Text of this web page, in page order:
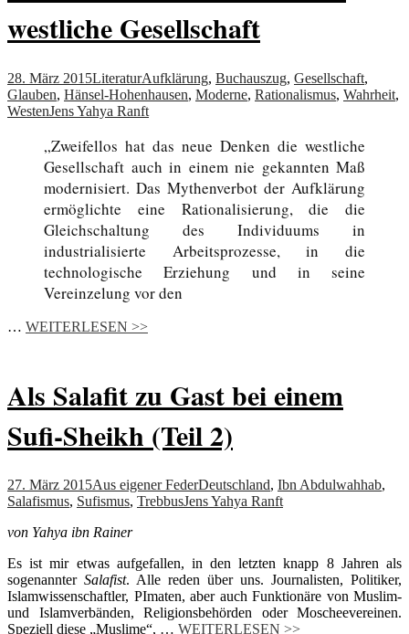
westliche Gesellschaft
28. März 2015LiteraturAufklärung, Buchauszug, Gesellschaft,
Glauben, Hänsel-Hohenhausen, Moderne, Rationalismus, Wahrheit,
WestenJens Yahya Ranft
„Zweifellos hat das neue Denken die westliche
Gesellschaft auch in einem nie gekannten Maß
modernisiert. Das Mythenverbot der Aufklärung
ermöglichte eine Rationalisierung, die die
Gleichschaltung des Individuums in
industrialisierte Arbeitsprozesse, in die
technologische Erziehung und in seine
Vereinzelung vor den
… WEITERLESEN >>
Als Salafit zu Gast bei einem
Sufi-Sheikh (Teil 2)
27. März 2015Aus eigener FederDeutschland, Ibn Abdulwahhab,
Salafismus, Sufismus, TrebbusJens Yahya Ranft
von Yahya ibn Rainer
Es ist mir etwas aufgefallen, in den letzten knapp 8 Jahren als
sogenannter Salafist. Alle reden über uns. Journalisten, Politiker,
Islamwissenschaftler, PImaten, aber auch Funktionäre von Muslim-
und Islamverbänden, Religionsbehörden oder Moscheevereinen.
Speziell diese „Muslime“, … WEITERLESEN >>